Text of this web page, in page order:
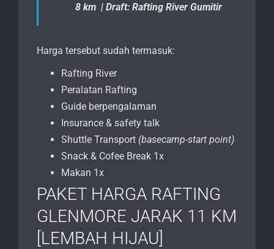
8 km | Draft: Rafting River Gumitir
Harga tersebut sudah termasuk:
Rafting River
Peralatan Rafting
Guide berpengalaman
Insurance & safety talk
Shuttle Transport (basecamp-start point)
Snack & Cofee Break 1x
Makan 1x
PAKET HARGA RAFTING
GLENMORE JARAK 11 KM
[LEMBAH HIJAU]